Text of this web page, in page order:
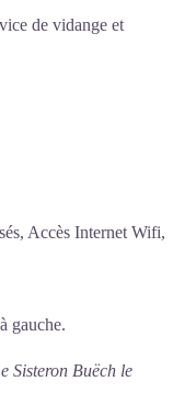
de vidange et
Accès Internet Wifi,
gauche.
Sisteron Buëch le